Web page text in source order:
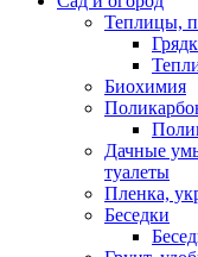
Теплицы,
Биохимия
Дачные
туалеты
Пленка,
Беседки